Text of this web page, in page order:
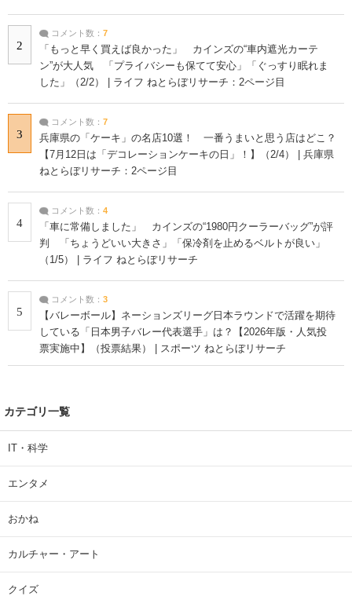
2
コメント数： 7
「もっと早く買えば良かった」 カインズの“車内遮光カーテ
ン”が大人気 「プライバシーも保てて安心」「ぐっすり眠れま
した」（2/2） | ライフ ねとらぼリサーチ：2ページ目
3
コメント数： 7
兵庫県の「ケーキ」の名店10選！ 一番うまいと思う店はどこ？
【7月12日は「デコレーションケーキの日」！】（2/4） | 兵庫県
ねとらぼリサーチ：2ページ目
4
コメント数： 4
「車に常備しました」 カインズの“1980円クーラーバッグ”が評
判 「ちょうどいい大きさ」「保冷剤を止めるベルトが良い」
（1/5） | ライフ ねとらぼリサーチ
5
コメント数： 3
【バレーボール】ネーションズリーグ日本ラウンドで活躍を期待
している「日本男子バレー代表選手」は？【2026年版・人気投
票実施中】（投票結果） | スポーツ ねとらぼリサーチ
カテゴリ一覧
IT・科学
エンタメ
おかね
カルチャー・アート
クイズ